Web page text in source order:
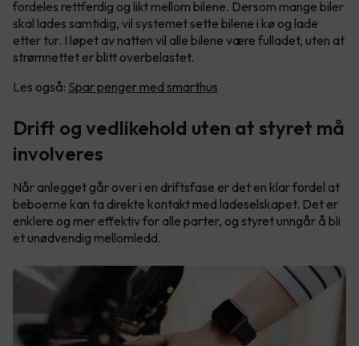
fordeles rettferdig og likt mellom bilene. Dersom mange biler
skal lades samtidig, vil systemet sette bilene i kø og lade
etter tur. I løpet av natten vil alle bilene være fulladet, uten at
strømnettet er blitt overbelastet.
Les også: Spar penger med smarthus
Drift og vedlikehold uten at styret må
involveres
Når anlegget går over i en driftsfase er det en klar fordel at
beboerne kan ta direkte kontakt med ladeselskapet. Det er
enklere og mer effektiv for alle parter, og styret unngår å bli
et unødvendig mellomledd.